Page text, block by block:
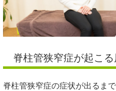
脊柱管狭窄症が起こる
脊柱管狭窄症の症状が出るま